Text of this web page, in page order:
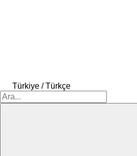
Türkiye / Türkçe